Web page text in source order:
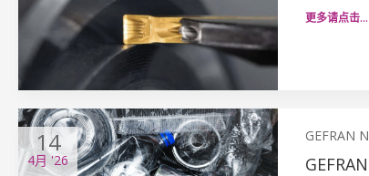
更多请点击…
14
4月 '26
GEFRAN